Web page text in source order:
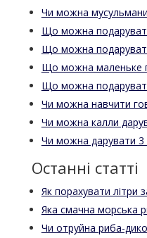
Чи можна
Що можна
Що можна
Що можна маленьке
Що можна
Чи можна навчити
Чи можна калли
Чи можна дарувати 3
Останні статті
Як порахувати літри
Яка смачна морська
Чи отруйна риба-